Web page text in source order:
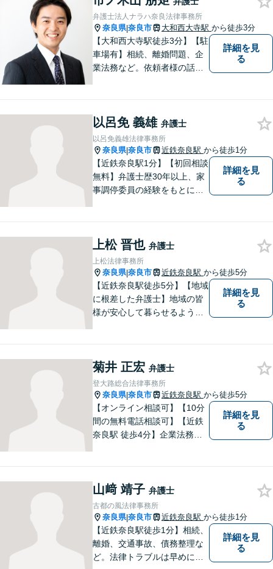
弁護士法人ナラハ奈良法律事務所
奈良県|奈良市 大和西大寺駅 から徒歩3分
【大和西大寺駅徒歩3分】【駐
車場有】相続、離婚問題、企
業法務など。依頼者様の話を
と聞いても良いのかな」など
と思わず、ぜひ一度ご相談く
ださい。【お子様連れ相談
可】
詳細を見
る
以呂免 義雄 弁護士
以呂免義雄法律事務所
奈良県|奈良市 近鉄奈良駅 から徒歩1分
【近鉄奈良駅1分】【初回相談
無料】弁護士歴30年以上、家
事調停委員の経験をもとに複
発生前のご相談も受け付けて
おります。【電話相談可】
詳細を見
る
上松 晋也 弁護士
上松法律事務所
奈良県|奈良市 近鉄奈良駅 から徒歩5分
【近鉄奈良駅徒歩5分】【地域
に根差した弁護士】地域の皆
様が安心して暮らせるように
対応します。【夜間／休日対
応可】法律トラブルでお悩み
の方は、お気軽にご相談くだ
さい。
詳細を見
る
菊井 正宏 弁護士
登大路総合法律事務所
奈良県|奈良市 近鉄奈良駅 から徒歩5分
【オンライン相談可】【10分
間の無料電話相談可】【近鉄
奈良駅 徒歩4分】企業法務／
報をご提供します！少しでも
疑問をお持ちの方は、まずご
相談を！
詳細を見
る
山﨑 靖子 弁護士
古都の風法律事務所
奈良県|奈良市 近鉄奈良駅 から徒歩1分
【近鉄奈良駅徒歩1分】相続、
離婚、交通事故、債務整理な
ど。法律トラブルは早めに弁
詳細を見
る